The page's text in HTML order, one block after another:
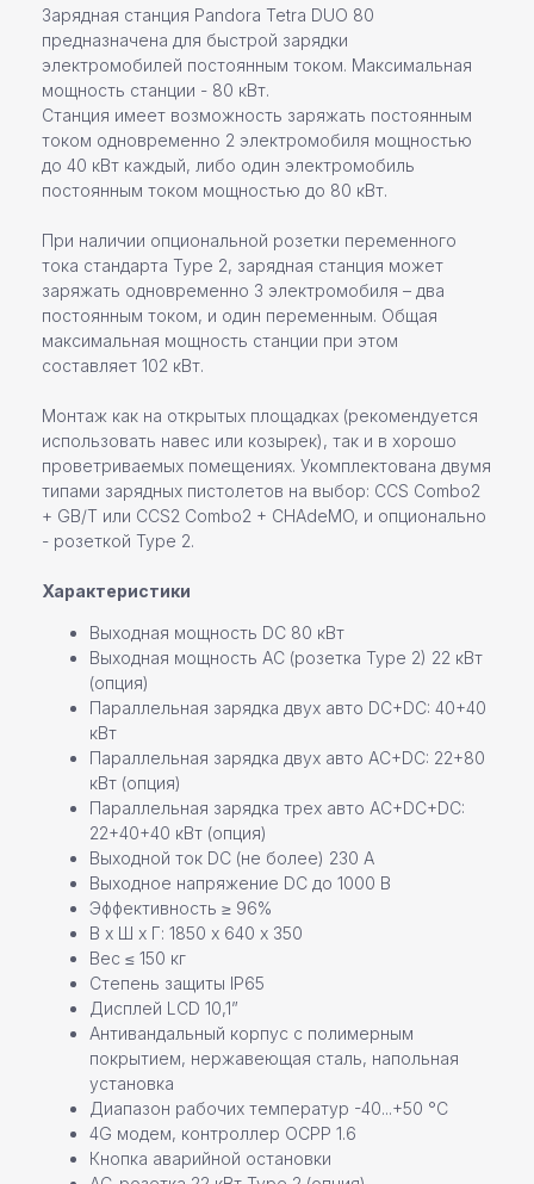
Зарядная станция Pandora Tetra DUO 80
предназначена для быстрой зарядки
электромобилей постоянным током. Максимальная
мощность станции - 80 кВт.
Станция имеет возможность заряжать постоянным
током одновременно 2 электромобиля мощностью
до 40 кВт каждый, либо один электромобиль
постоянным током мощностью до 80 кВт.
При наличии опциональной розетки переменного
тока стандарта Type 2, зарядная станция может
заряжать одновременно 3 электромобиля – два
постоянным током, и один переменным. Общая
максимальная мощность станции при этом
составляет 102 кВт.
Монтаж как на открытых площадках (рекомендуется
использовать навес или козырек), так и в хорошо
проветриваемых помещениях. Укомплектована двумя
типами зарядных пистолетов на выбор: CCS Combo2
+ GB/T или CCS2 Combo2 + CHAdeMO, и опционально
- розеткой Type 2.
Характеристики
Выходная мощность DC 80 кВт
Выходная мощность AC (розетка Type 2) 22 кВт
(опция)
Параллельная зарядка двух авто DC+DC: 40+40
кВт
Параллельная зарядка двух авто AC+DC: 22+80
кВт (опция)
Параллельная зарядка трех авто AC+DC+DC:
22+40+40 кВт (опция)
Выходной ток DC (не более) 230 А
Выходное напряжение DC до 1000 В
Эффективность ≥ 96%
В х Ш х Г: 1850 х 640 х 350
Вес ≤ 150 кг
Степень защиты IP65
Дисплей LCD 10,1”
Антивандальный корпус с полимерным
покрытием, нержавеющая сталь, напольная
установка
Диапазон рабочих температур -40...+50 °C
4G модем, контроллер OCPP 1.6
Кнопка аварийной остановки